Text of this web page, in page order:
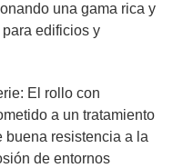
una gama rica y
edificios y
El rollo con
a un tratamiento
buena resistencia a la
de entornos